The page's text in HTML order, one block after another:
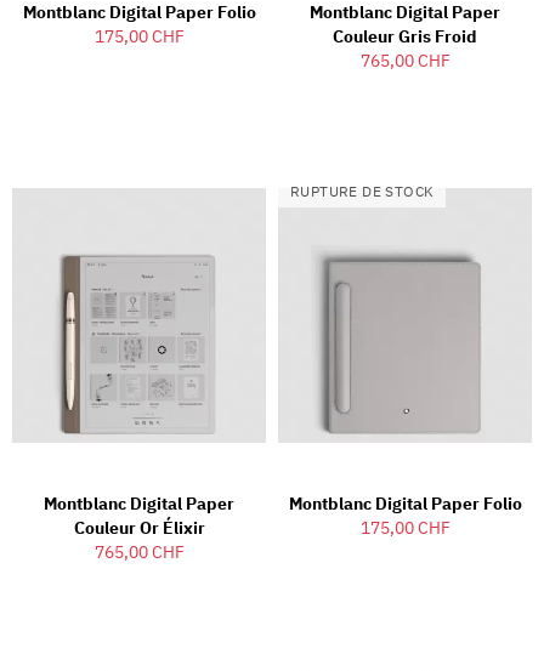
Montblanc Digital Paper Folio
175,00 CHF
Montblanc Digital Paper
Couleur Gris Froid
765,00 CHF
Montblanc Digital Paper
Couleur Or Élixir
765,00 CHF
RUPTURE DE STOCK
Montblanc Digital Paper Folio
175,00 CHF